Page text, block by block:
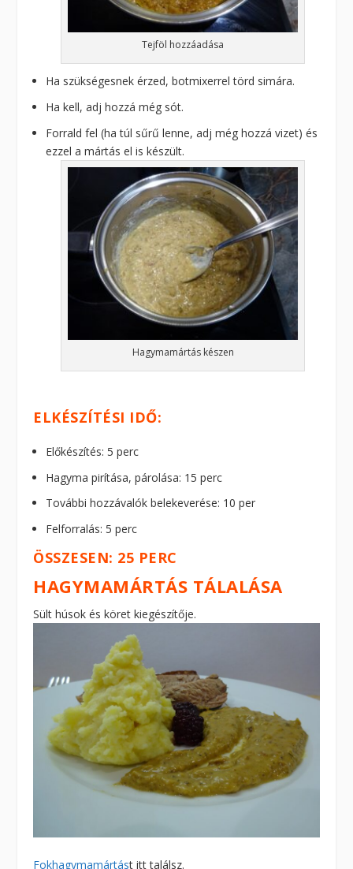
Tejföl hozzáadása
Ha szükségesnek érzed, botmixerrel törd simára.
Ha kell, adj hozzá még sót.
Forrald fel (ha túl sűrű lenne, adj még hozzá vizet) és
ezzel a mártás el is készült.
Hagymamártás készen
ELKÉSZÍTÉSI IDŐ:
Előkészítés: 5 perc
Hagyma pirítása, párolása: 15 perc
További hozzávalók belekeverése: 10 per
Felforralás: 5 perc
ÖSSZESEN: 25 PERC
HAGYMAMÁRTÁS TÁLALÁSA
Sült húsok és köret kiegészítője.
Fokhagymamártást itt találsz.